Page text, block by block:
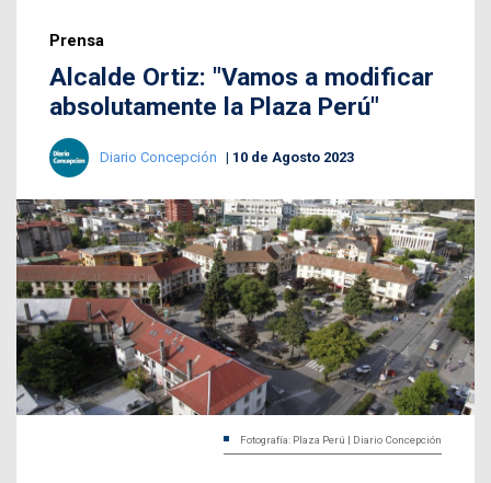
Prensa
Alcalde Ortiz: "Vamos a modificar
absolutamente la Plaza Perú"
Diario Concepción 10 de Agosto 2023
Fotografía: Plaza Perú | Diario Concepción